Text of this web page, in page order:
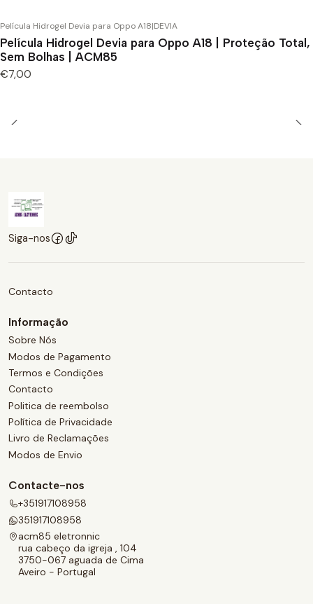
Película Hidrogel Devia para Oppo A18|DEVIA
Película Hidrogel Devia para Oppo A18 | Proteção Total,
Sem Bolhas | ACM85
€7,00
Siga-nos
Contacto
Informação
Sobre Nós
Modos de Pagamento
Termos e Condições
Contacto
Politica de reembolso
Política de Privacidade
Livro de Reclamações
Modos de Envio
Contacte-nos
+351917108958
351917108958
acm85 eletronnic
rua cabeço da igreja , 104
3750-067 aguada de Cima
Aveiro - Portugal